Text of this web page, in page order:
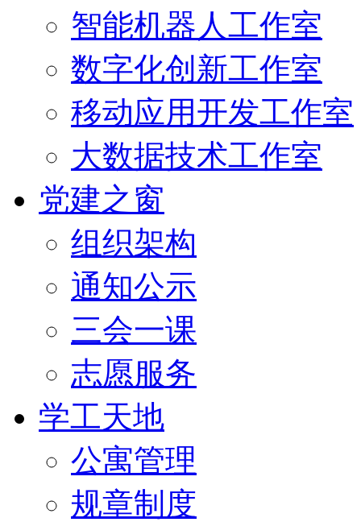
智能机器人工作室
数字化创新工作室
移动应用开发工作室
大数据技术工作室
党建之窗
组织架构
通知公示
三会一课
志愿服务
学工天地
公寓管理
规章制度